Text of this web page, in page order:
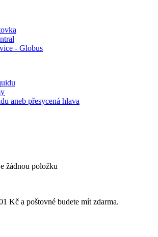
- Globus
aneb přesycená hlava
žádnou položku
Kč a poštovné budete mít zdarma.